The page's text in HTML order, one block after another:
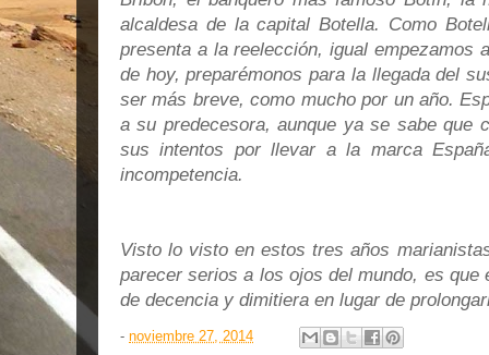
alcaldesa de la capital Botella. Como
presenta a la reelección, igual empezamos
de hoy, preparémonos para la llegada del
ser más breve, como mucho por un año.
a su predecesora, aunque ya se sabe que
sus intentos por llevar a la marca
incompetencia.
Visto lo visto en estos tres años
parecer serios a los ojos del mundo, es que
de decencia y dimitiera en lugar de
- noviembre 27, 2014